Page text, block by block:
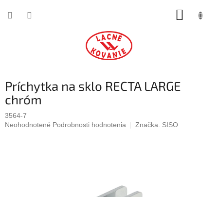
Príchytka na sklo RECTA LARGE
chróm
3564-7
Priemerné
Neohodnotené Podrobnosti hodnotenia Značka: SISO